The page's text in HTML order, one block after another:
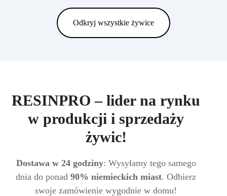
Odkryj wszystkie żywice
RESINPRO – lider na rynku
w produkcji i sprzedaży
żywic!
Dostawa w 24 godziny: Wysyłamy tego samego
dnia do ponad 90% niemieckich miast. Odbierz
swoje zamówienie wygodnie w domu!